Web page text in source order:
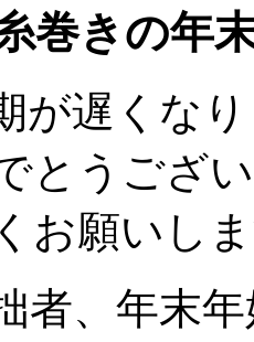
巻きの年
が遅くな
とうござ
お願いし
者、年末